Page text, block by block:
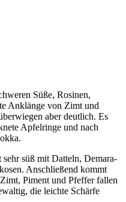
Süße, Rosinen,
Anklänge von Zimt und
aber deutlich. Es
Apfelringe und nach
süß mit Datteln, Demara-
Anschließend kommt
Piment und Pfeffer fallen
die leichte Schärfe